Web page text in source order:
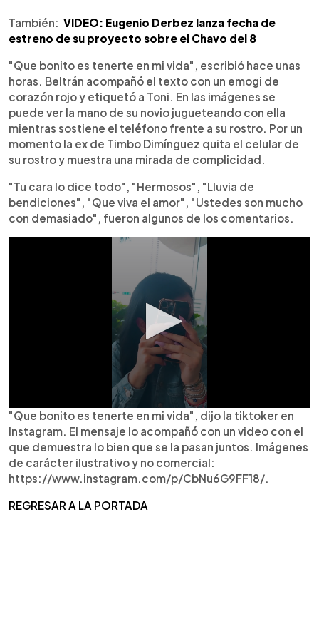
También: VIDEO: Eugenio Derbez lanza fecha de
estreno de su proyecto sobre el Chavo del 8
"Que bonito es tenerte en mi vida", escribió hace unas
horas. Beltrán acompañó el texto con un emogi de
corazón rojo y etiquetó a Toni. En las imágenes se
puede ver la mano de su novio jugueteando con ella
mientras sostiene el teléfono frente a su rostro. Por un
momento la ex de Timbo Dimínguez quita el celular de
su rostro y muestra una mirada de complicidad.
"Tu cara lo dice todo", "Hermosos", "Lluvia de
bendiciones", "Que viva el amor", "Ustedes son mucho
con demasiado", fueron algunos de los comentarios.
"Que bonito es tenerte en mi vida", dijo la tiktoker en
Instagram. El mensaje lo acompañó con un video con el
que demuestra lo bien que se la pasan juntos. Imágenes
de carácter ilustrativo y no comercial:
https://www.instagram.com/p/CbNu6G9FF18/.
REGRESAR A LA PORTADA